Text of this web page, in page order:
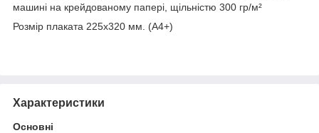
машині на крейдованому папері, щільністю 300 гр/м²
Розмір плаката 225х320 мм. (А4+)
Характеристики
Основні